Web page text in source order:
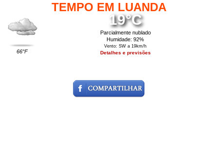
TEMPO EM LUANDA
66°F
19°C
Parcialmente nublado
Humidade: 92%
Vento: SW a 19km/h
Detalhes e previsões